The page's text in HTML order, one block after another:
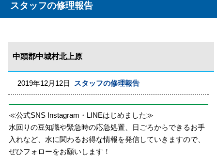
スタッフの修理報告
中頭郡中城村北上原
2019年12月12日 スタッフの修理報告
≪公式SNS Instagram・LINEはじめました≫
水回りの豆知識や緊急時の応急処置、日ごろからできるお手
入れなど、水に関わるお得な情報を発信していきますので、
ぜひフォローをお願いします！